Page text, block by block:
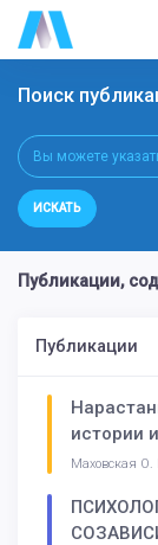
Поиск
ИСКАТЬ
Публикации,
Публикации
истории
Маховская О.